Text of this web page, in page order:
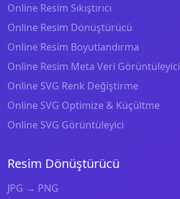
Online Resim Sıkıştırıcı
Online Resim Dönüştürücü
Online Resim Boyutlandırma
Online Resim Meta Veri Görüntüleyici
Online SVG Renk Değiştirme
Online SVG Optimize & Küçültme
Online SVG Görüntüleyici
Resim Dönüştürücü
JPG → PNG